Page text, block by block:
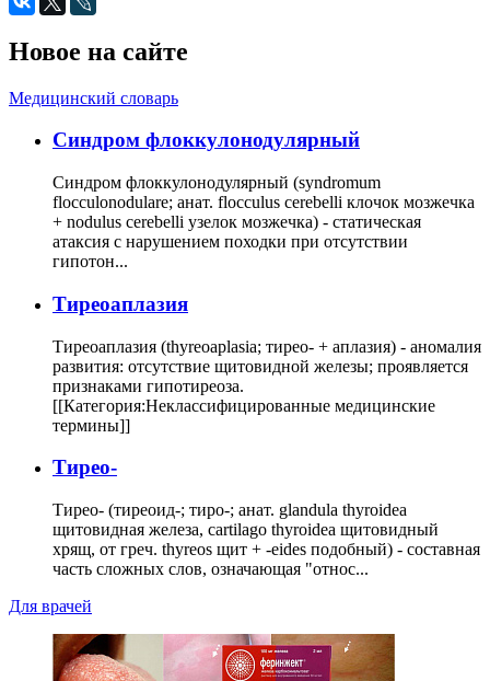
Новое на сайте
Медицинский словарь
Cиндром флоккулонодулярный
Синдром флоккулонодулярный (syndromum
flocculonodulare; анат. flocculus cerebelli клочок мозжечка
+ nodulus cerebelli узелок мозжечка) - статическая
атаксия с нарушением походки при отсутствии
гипотон...
Тиреоаплазия
Тиреоаплазия (thyreoaplasia; тирео- + аплазия) - аномалия
развития: отсутствие щитовидной железы; проявляется
признаками гипотиреоза.
[[Категория:Неклассифицированные медицинские
термины]]
Тирео-
Тирео- (тиреоид-; тиро-; анат. glandula thyroidea
щитовидная железа, cartilago thyroidea щитовидный
хрящ, от греч. thyreos щит + -eides подобный) - составная
часть сложных слов, означающая "относ...
Для врачей